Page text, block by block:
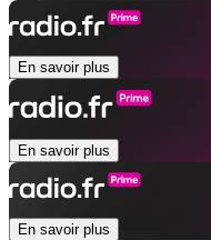
En savoir plus
En savoir plus
En savoir plus